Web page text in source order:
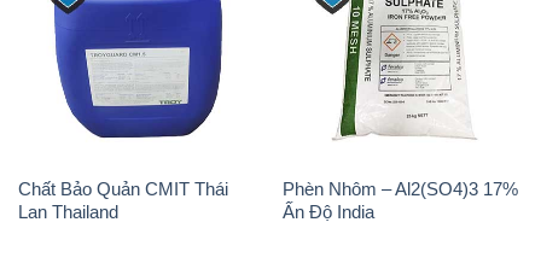
Chất Bảo Quản CMIT Thái
Lan Thailand
Phèn Nhôm – Al2(SO4)3 17%
Ấn Độ India